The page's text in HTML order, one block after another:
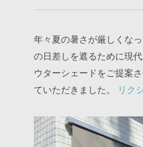
年々夏の暑さが厳しくな
の日差しを遮るために現
ウターシェードをご提案
ていただきました。
リク